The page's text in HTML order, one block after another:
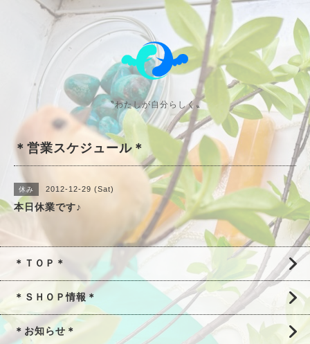
〝わたしが自分らしく〟
＊営業スケジュール＊
休み 2012-12-29 (Sat)
本日休業です♪
＊ＴＯＰ＊
＊ＳＨＯＰ情報＊
＊お知らせ＊